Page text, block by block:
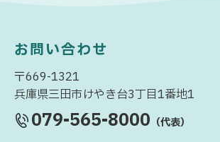
お問い合わせ
〒669-1321
兵庫県三田市けやき台3丁目1番地1
079-565-8000 （代表）